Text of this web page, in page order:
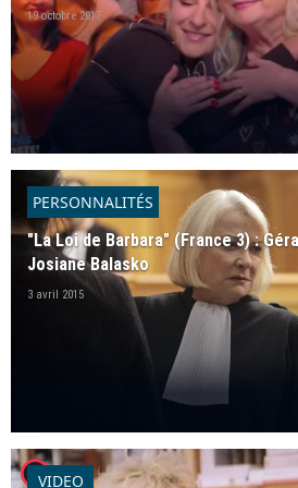
19 octobre 2017
PERSONNALITÉS
"La Loi de Barbara" (France 3) :
Josiane Balasko
3 avril 2015
player2VIDEO